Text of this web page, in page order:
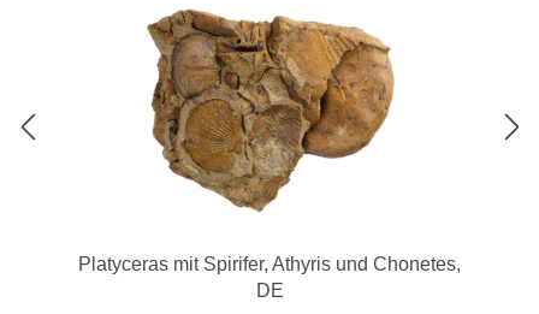
Platyceras mit Spirifer, Athyris und Chonetes,
DE